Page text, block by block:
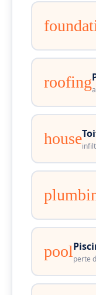
roofing
house
poolperte